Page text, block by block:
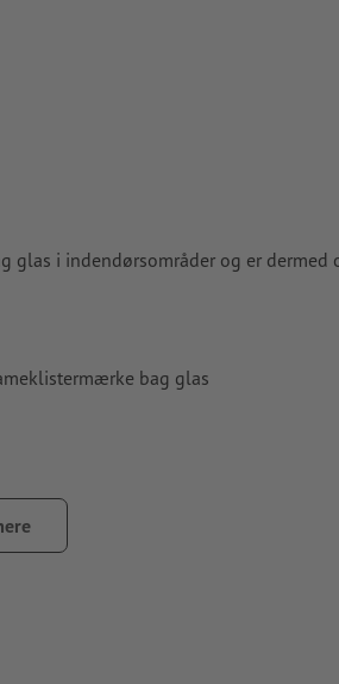
glas i indendørsområder og er dermed
bag glas
er det at fjerne dem
fedt og andre forureninger. Dette